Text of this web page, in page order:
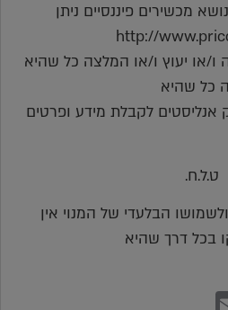
מכשירים פיננסיים ניתן
או יעוץ ו/או המלצה כל שהיא
כל שהיא
אנליסטים לקבלת מידע ופרטים
ט.ל.ח.
הבלעדי של המנוי אין
בכל דרך שהיא